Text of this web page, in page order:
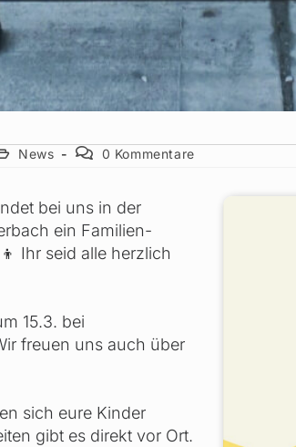
News 0 Kommentare
bei uns in der
ein Familien-
Ihr seid alle herzlich
15.3. bei
freuen uns auch über
sich eure Kinder
gibt es direkt vor Ort.